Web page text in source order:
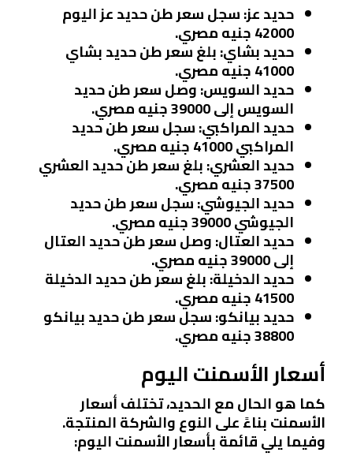
حديد عز: سجل سعر طن حديد عز اليوم
42000 جنيه مصري.
حديد بشاي: بلغ سعر طن حديد بشاي
41000 جنيه مصري.
حديد السويس: وصل سعر طن حديد
السويس إلى 39000 جنيه مصري.
حديد المراكبي: سجل سعر طن حديد
المراكبي 41000 جنيه مصري.
حديد العشري: بلغ سعر طن حديد العشري
37500 جنيه مصري.
حديد الجيوشي: سجل سعر طن حديد
الجيوشي 39000 جنيه مصري.
حديد العتال: وصل سعر طن حديد العتال
إلى 39000 جنيه مصري.
حديد الدخيلة: بلغ سعر طن حديد الدخيلة
41500 جنيه مصري.
حديد بيانكو: سجل سعر طن حديد بيانكو
38800 جنيه مصري.
أسعار الأسمنت اليوم
كما هو الحال مع الحديد، تختلف أسعار
الأسمنت بناءً على النوع والشركة المنتجة.
وفيما يلي قائمة بأسعار الأسمنت اليوم: